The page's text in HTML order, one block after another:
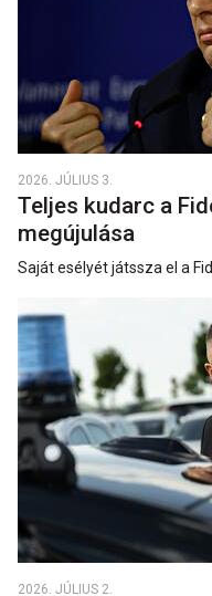
2026. JÚLIUS 3.
Teljes kudarc a
megújulása
Saját esélyét játssza el a
2026. JÚLIUS 2.